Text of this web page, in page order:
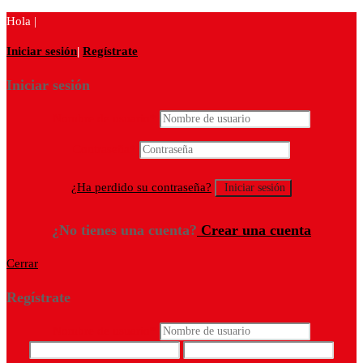
Hola |
Iniciar sesión| Regístrate
Iniciar sesión
¿Ha perdido su contraseña?
¿No tienes una cuenta? Crear una cuenta
Cerrar
Regístrate